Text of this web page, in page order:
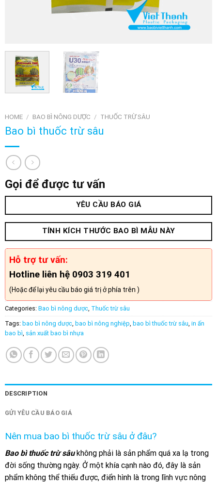
HOME / BAO BÌ NÔNG DƯỢC / THUỐC TRỪ SÂU
Bao bì thuốc trừ sâu
Gọi để được tư vấn
YÊU CẦU BÁO GIÁ
TÍNH KÍCH THƯỚC BAO BÌ MẪU NÀY
Hỗ trợ tư vấn:
Hotline liên hệ 0903 319 401
(Hoặc để lại yêu cầu báo giá trị ở phía trên )
Categories: Bao bì nông dược, Thuốc trừ sâu
Tags: bao bì nông dược, bao bì nông nghiệp, bao bì thuốc trừ sâu, in ấn
bao bì, sản xuất bao bì nhựa
DESCRIPTION
GỬI YÊU CẦU BÁO GIÁ
Nên mua bao bì thuốc trừ sâu ở đâu?
Bao bì thuốc trừ sâukhông phải là sản phẩm quá xa lạ trong
đời sống thường ngày. Ở một khía cạnh nào đó, đây là sản
phẩm không thể thiếu được, điển hình là trong lĩnh vực nông